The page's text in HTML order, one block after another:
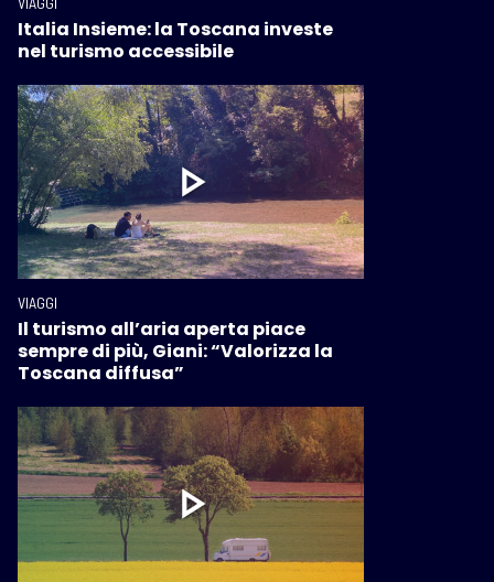
Italia Insieme: la Toscana investe
nel turismo accessibile
VIAGGI
Il turismo all’aria aperta piace
sempre di più, Giani: “Valorizza la
Toscana diffusa”